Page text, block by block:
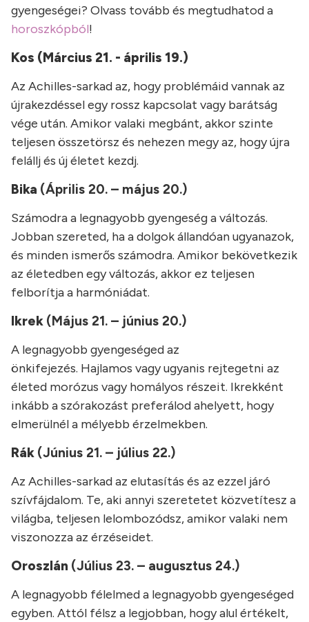
gyengeségei? Olvass tovább és megtudhatod a
horoszkópból!
Kos (Március 21. - április 19.)
Az Achilles-sarkad az, hogy problémáid vannak az
újrakezdéssel egy rossz kapcsolat vagy barátság
vége után. Amikor valaki megbánt, akkor szinte
teljesen összetörsz és nehezen megy az, hogy újra
felállj és új életet kezdj.
Bika (Április 20. – május 20.)
Számodra a legnagyobb gyengeség a változás.
Jobban szereted, ha a dolgok állandóan ugyanazok,
és minden ismerős számodra. Amikor bekövetkezik
az életedben egy változás, akkor ez teljesen
felborítja a harmóniádat.
Ikrek (Május 21. – június 20.)
A legnagyobb gyengeséged az
önkifejezés. Hajlamos vagy ugyanis rejtegetni az
életed morózus vagy homályos részeit. Ikrekként
inkább a szórakozást preferálod ahelyett, hogy
elmerülnél a mélyebb érzelmekben.
Rák (Június 21. – július 22.)
Az Achilles-sarkad az elutasítás és az ezzel járó
szívfájdalom. Te, aki annyi szeretetet közvetítesz a
világba, teljesen lelombozódsz, amikor valaki nem
viszonozza az érzéseidet.
Oroszlán (Július 23. – augusztus 24.)
A legnagyobb félelmed a legnagyobb gyengeséged
egyben. Attól félsz a legjobban, hogy alul értékelt,